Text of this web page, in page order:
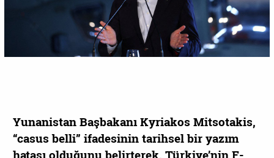
Yunanistan Başbakanı Kyriakos Mitsotakis,
“casus belli” ifadesinin tarihsel bir yazım
hatası olduğunu belirterek, Türkiye’nin F-